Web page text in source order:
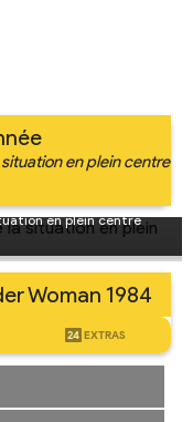
en plein centre
en plein centre
Woman 1984
24 EXTRAS